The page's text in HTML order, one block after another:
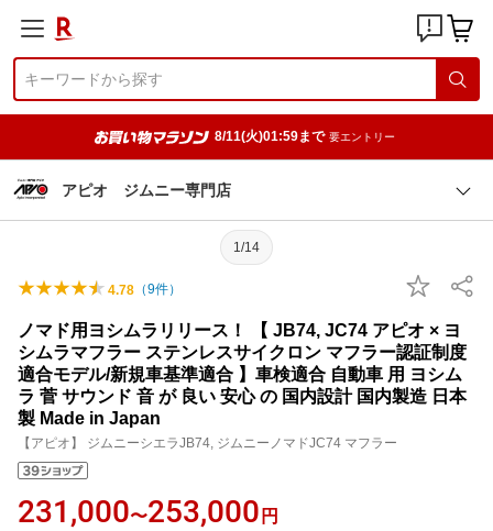
8/11(火)01:59まで 要エントリー
アピオ ジムニー専門店
1/14
4.78 （9件）
ノマド用ヨシムラリリース！ 【 JB74, JC74 アピオ × ヨ
シムラマフラー ステンレスサイクロン マフラー認証制度
適合モデル/新規車基準適合 】車検適合 自動車 用 ヨシム
ラ 菅 サウンド 音 が 良い 安心 の 国内設計 国内製造 日本
製 Made in Japan
【アピオ】 ジムニーシエラJB74, ジムニーノマドJC74 マフラー
231,000〜253,000 円